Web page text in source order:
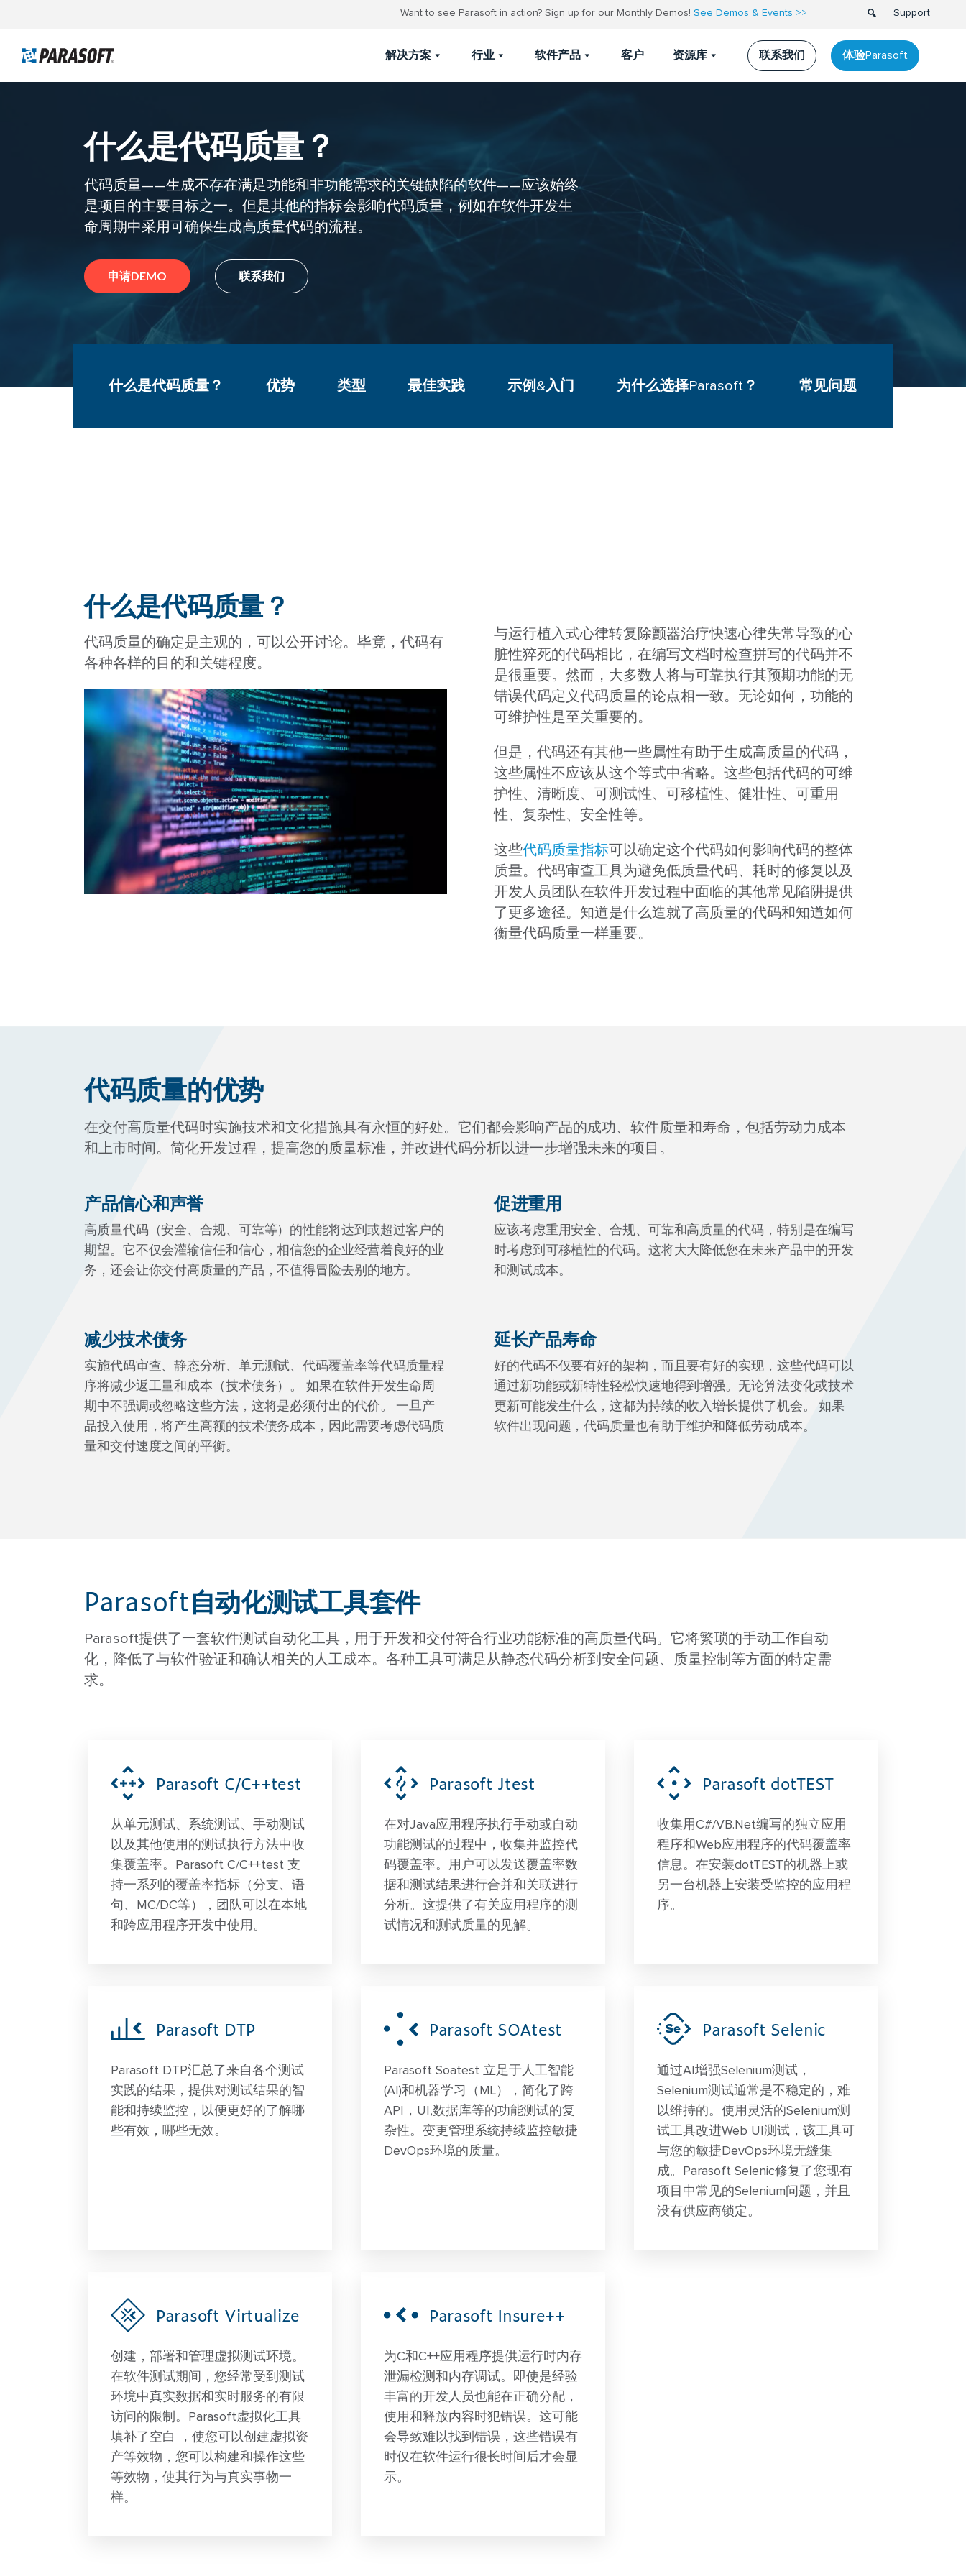
Want to see Parasoft in action? Sign up for our Monthly Demos! See Demos & Events >> Support
解决方案 行业 软件产品 客户 资源库 联系我们 体验Parasoft
什么是代码质量？
代码质量——生成不存在满足功能和非功能需求的关键缺陷的软件——应该始终
是项目的主要目标之一。但是其他的指标会影响代码质量，例如在软件开发生
命周期中采用可确保生成高质量代码的流程。
申请DEMO 联系我们
什么是代码质量？ 优势 类型 最佳实践 示例&入门 为什么选择Parasoft？ 常见问题
什么是代码质量？
代码质量的确定是主观的，可以公开讨论。毕竟，代码有
各种各样的目的和关键程度。
与运行植入式心律转复除颤器治疗快速心律失常导致的心
脏性猝死的代码相比，在编写文档时检查拼写的代码并不
是很重要。然而，大多数人将与可靠执行其预期功能的无
错误代码定义代码质量的论点相一致。无论如何，功能的
可维护性是至关重要的。
但是，代码还有其他一些属性有助于生成高质量的代码，
这些属性不应该从这个等式中省略。这些包括代码的可维
护性、清晰度、可测试性、可移植性、健壮性、可重用
性、复杂性、安全性等。
这些代码质量指标可以确定这个代码如何影响代码的整体
质量。代码审查工具为避免低质量代码、耗时的修复以及
开发人员团队在软件开发过程中面临的其他常见陷阱提供
了更多途径。知道是什么造就了高质量的代码和知道如何
衡量代码质量一样重要。
代码质量的优势
在交付高质量代码时实施技术和文化措施具有永恒的好处。它们都会影响产品的成功、软件质量和寿命，包括劳动力成本
和上市时间。简化开发过程，提高您的质量标准，并改进代码分析以进一步增强未来的项目。
产品信心和声誉
高质量代码（安全、合规、可靠等）的性能将达到或超过客户的
期望。它不仅会灌输信任和信心，相信您的企业经营着良好的业
务，还会让你交付高质量的产品，不值得冒险去别的地方。
促进重用
应该考虑重用安全、合规、可靠和高质量的代码，特别是在编写
时考虑到可移植性的代码。这将大大降低您在未来产品中的开发
和测试成本。
减少技术债务
实施代码审查、静态分析、单元测试、代码覆盖率等代码质量程
序将减少返工量和成本（技术债务）。 如果在软件开发生命周
期中不强调或忽略这些方法，这将是必须付出的代价。 一旦产
品投入使用，将产生高额的技术债务成本，因此需要考虑代码质
量和交付速度之间的平衡。
延长产品寿命
好的代码不仅要有好的架构，而且要有好的实现，这些代码可以
通过新功能或新特性轻松快速地得到增强。无论算法变化或技术
更新可能发生什么，这都为持续的收入增长提供了机会。 如果
软件出现问题，代码质量也有助于维护和降低劳动成本。
Parasoft自动化测试工具套件
Parasoft提供了一套软件测试自动化工具，用于开发和交付符合行业功能标准的高质量代码。它将繁琐的手动工作自动
化，降低了与软件验证和确认相关的人工成本。各种工具可满足从静态代码分析到安全问题、质量控制等方面的特定需
求。
Parasoft C/C++test
从单元测试、系统测试、手动测试
以及其他使用的测试执行方法中收
集覆盖率。Parasoft C/C++test 支
持一系列的覆盖率指标（分支、语
句、MC/DC等），团队可以在本地
和跨应用程序开发中使用。
Parasoft Jtest
在对Java应用程序执行手动或自动
功能测试的过程中，收集并监控代
码覆盖率。用户可以发送覆盖率数
据和测试结果进行合并和关联进行
分析。这提供了有关应用程序的测
试情况和测试质量的见解。
Parasoft dotTEST
收集用C#/VB.Net编写的独立应用
程序和Web应用程序的代码覆盖率
信息。在安装dotTEST的机器上或
另一台机器上安装受监控的应用程
序。
Parasoft DTP
Parasoft DTP汇总了来自各个测试
实践的结果，提供对测试结果的智
能和持续监控，以便更好的了解哪
些有效，哪些无效。
Parasoft SOAtest
Parasoft Soatest 立足于人工智能
(AI)和机器学习（ML），简化了跨
API，UI,数据库等的功能测试的复
杂性。变更管理系统持续监控敏捷
DevOps环境的质量。
Parasoft Selenic
通过AI增强Selenium测试，
Selenium测试通常是不稳定的，难
以维持的。使用灵活的Selenium测
试工具改进Web UI测试，该工具可
与您的敏捷DevOps环境无缝集
成。Parasoft Selenic修复了您现有
项目中常见的Selenium问题，并且
没有供应商锁定。
Parasoft Virtualize
创建，部署和管理虚拟测试环境。
在软件测试期间，您经常受到测试
环境中真实数据和实时服务的有限
访问的限制。Parasoft虚拟化工具
填补了空白 ，使您可以创建虚拟资
产等效物，您可以构建和操作这些
等效物，使其行为与真实事物一
样。
Parasoft Insure++
为C和C++应用程序提供运行时内存
泄漏检测和内存调试。即使是经验
丰富的开发人员也能在正确分配，
使用和释放内容时犯错误。这可能
会导致难以找到错误，这些错误有
时仅在软件运行很长时间后才会显
示。